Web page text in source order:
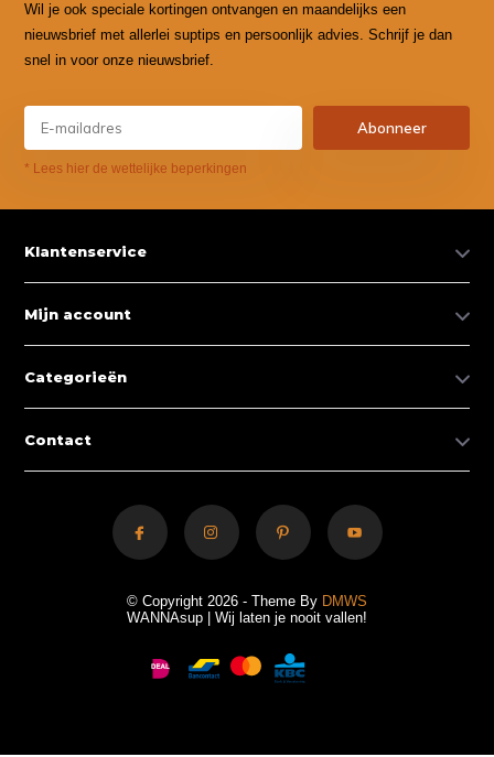
Wil je ook speciale kortingen ontvangen en maandelijks een
nieuwsbrief met allerlei suptips en persoonlijk advies. Schrijf je dan
snel in voor onze nieuwsbrief.
Abonneer
* Lees hier de wettelijke beperkingen
Klantenservice
Mijn account
Categorieën
Contact
© Copyright 2026 - Theme By DMWS
WANNAsup | Wij laten je nooit vallen!